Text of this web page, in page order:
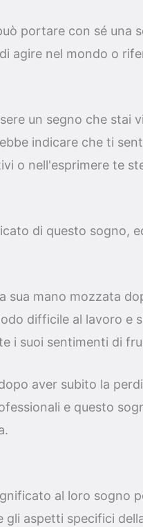
portare con sé una
agire nel mondo o
un segno che stai
indicare che ti
o nell'esprimere te
di questo sogno,
sua mano mozzata
difficile al lavoro e
i suoi sentimenti di
aver subito la
e questo
al loro sogno
aspetti specifici